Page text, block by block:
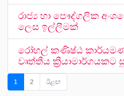
රාජ්‍ය හා පෞද්ගලික
ලෙස ඉල්ලීමක්
රෝහල් කණිෂ්ඨ
වෘත්තීය ක්‍රියාමාර්ගයකට
1 2 ඊළඟ